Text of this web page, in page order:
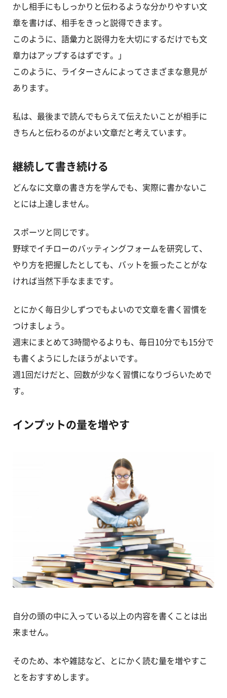
かし相手にもしっかりと伝わるような分かりやすい文
章を書けば、相手をきっと説得できます。
このように、語彙力と説得力を大切にするだけでも文
章力はアップするはずです。」
このように、ライターさんによってさまざまな意見が
あります。
私は、最後まで読んでもらえて伝えたいことが相手に
きちんと伝わるのがよい文章だと考えています。
継続して書き続ける
どんなに文章の書き方を学んでも、実際に書かないこ
とには上達しません。
スポーツと同じです。
野球でイチローのバッティングフォームを研究して、
やり方を把握したとしても、バットを振ったことがな
ければ当然下手なままです。
とにかく毎日少しずつでもよいので文章を書く習慣を
つけましょう。
週末にまとめて3時間やるよりも、毎日10分でも15分で
も書くようにしたほうがよいです。
週1回だけだと、回数が少なく習慣になりづらいためで
す。
インプットの量を増やす
自分の頭の中に入っている以上の内容を書くことは出
来ません。
そのため、本や雑誌など、とにかく読む量を増やすこ
とをおすすめします。